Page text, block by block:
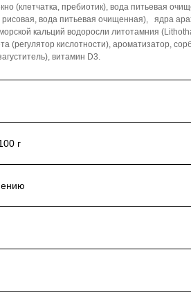
(клетчатка, пребиотик), вода питьевая
рисовая, вода питьевая очищенная), ядра
кальций водоросли литотамния
(регулятор кислотности), ароматизатор,
витамин D3.
г